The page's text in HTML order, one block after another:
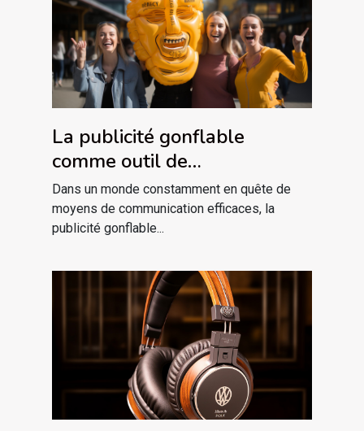
La publicité gonflable
comme outil de
sensibilisation lors des
campagnes de santé
publique
Dans un monde constamment en quête de
moyens de communication efficaces, la
publicité gonflable...